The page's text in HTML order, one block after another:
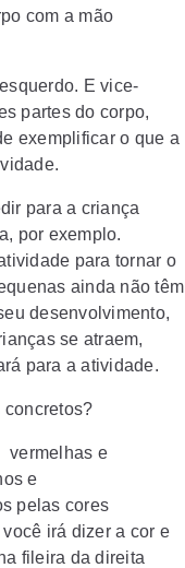
com a mão
E vice-
partes do corpo,
exemplificar o que a
para a criança
por exemplo.
para tornar o
ainda não têm
desenvolvimento,
se atraem,
para a atividade.
concretos?
vermelhas e
e
pelas cores
irá dizer a cor e
fileira da direita